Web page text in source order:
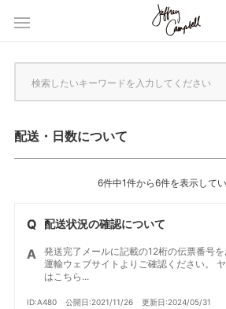
配送・日数について
6件中1件から6件を表示してい
配送状況の確認について
発送完了メールに記載の12桁の伝票番号
運輸ウェブサイトよりご確認ください。
はこちら...
ID:A480 公開日:2021/11/26 更新日:2024/05/31